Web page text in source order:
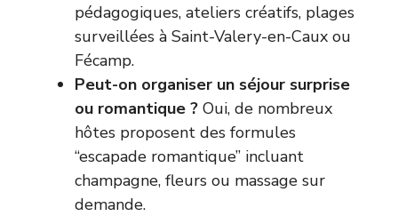
pédagogiques, ateliers créatifs, plages
surveillées à Saint-Valery-en-Caux ou
Fécamp.
Peut-on organiser un séjour surprise
ou romantique ? Oui, de nombreux
hôtes proposent des formules
“escapade romantique” incluant
champagne, fleurs ou massage sur
demande.